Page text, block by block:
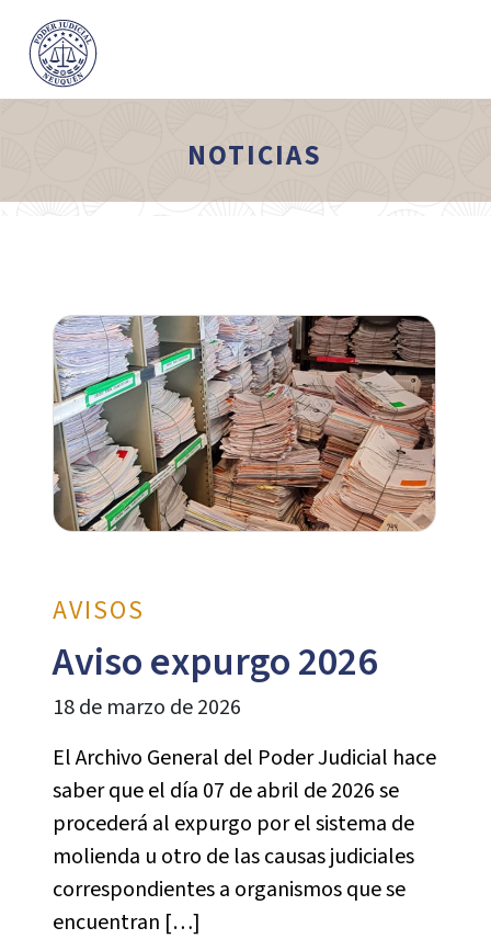
NOTICIAS
AVISOS
Aviso expurgo 2026
18 de marzo de 2026
El Archivo General del Poder Judicial hace
saber que el día 07 de abril de 2026 se
procederá al expurgo por el sistema de
molienda u otro de las causas judiciales
correspondientes a organismos que se
encuentran […]